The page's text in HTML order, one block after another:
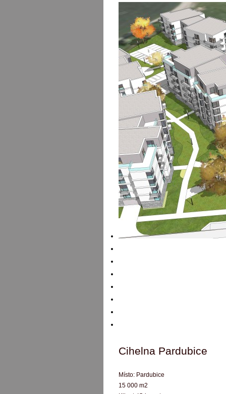
Cihelna Pardubice
Místo: Pardubice
15 000 m2